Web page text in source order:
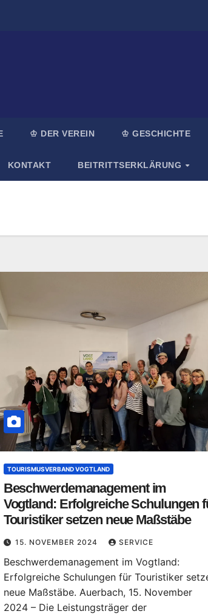
♔ DER VEREIN ♔ GESCHICHTE
KONTAKT BEITRITTSERKLÄRUNG
TOURISMUSVERBAND VOGTLAND
Beschwerdemanagement im
Vogtland: Erfolgreiche Schulungen
Touristiker setzen neue Maßstäbe
15. NOVEMBER 2024 SERVICE
Beschwerdemanagement im Vogtland:
Erfolgreiche Schulungen für Touristiker
neue Maßstäbe. Auerbach, 15. November
2024 – Die Leistungsträger der